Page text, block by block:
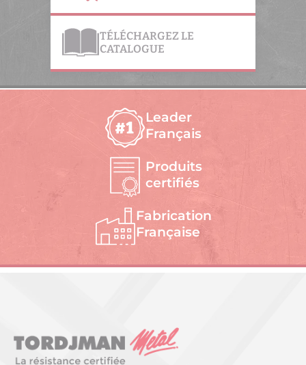
TÉLÉCHARGEZ LE
CATALOGUE
Leader
Français
Produits
certifiés
Fabrication
Française